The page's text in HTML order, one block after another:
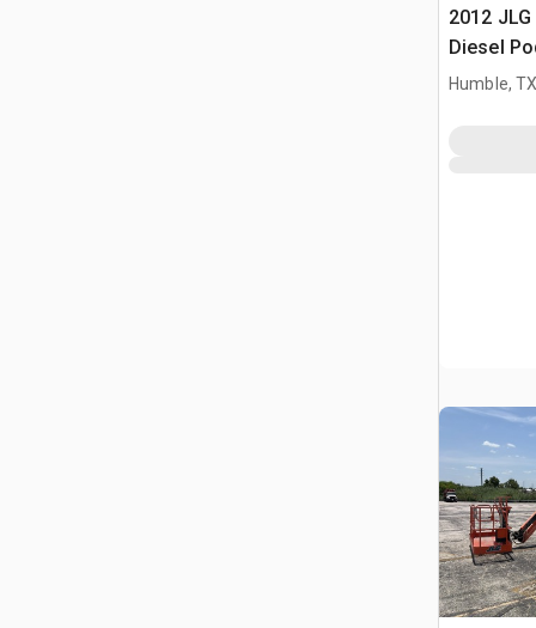
2012
Diesel
Humble,